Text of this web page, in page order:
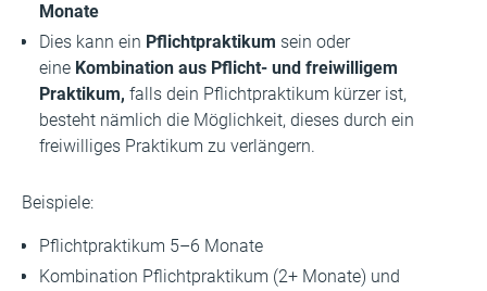
Monate
Dies kann ein Pflichtpraktikum sein oder
eine Kombination aus Pflicht- und freiwilligem
Praktikum, falls dein Pflichtpraktikum kürzer ist,
besteht nämlich die Möglichkeit, dieses durch ein
freiwilliges Praktikum zu verlängern.
Beispiele:
Pflichtpraktikum 5–6 Monate
Kombination Pflichtpraktikum (2+ Monate) und